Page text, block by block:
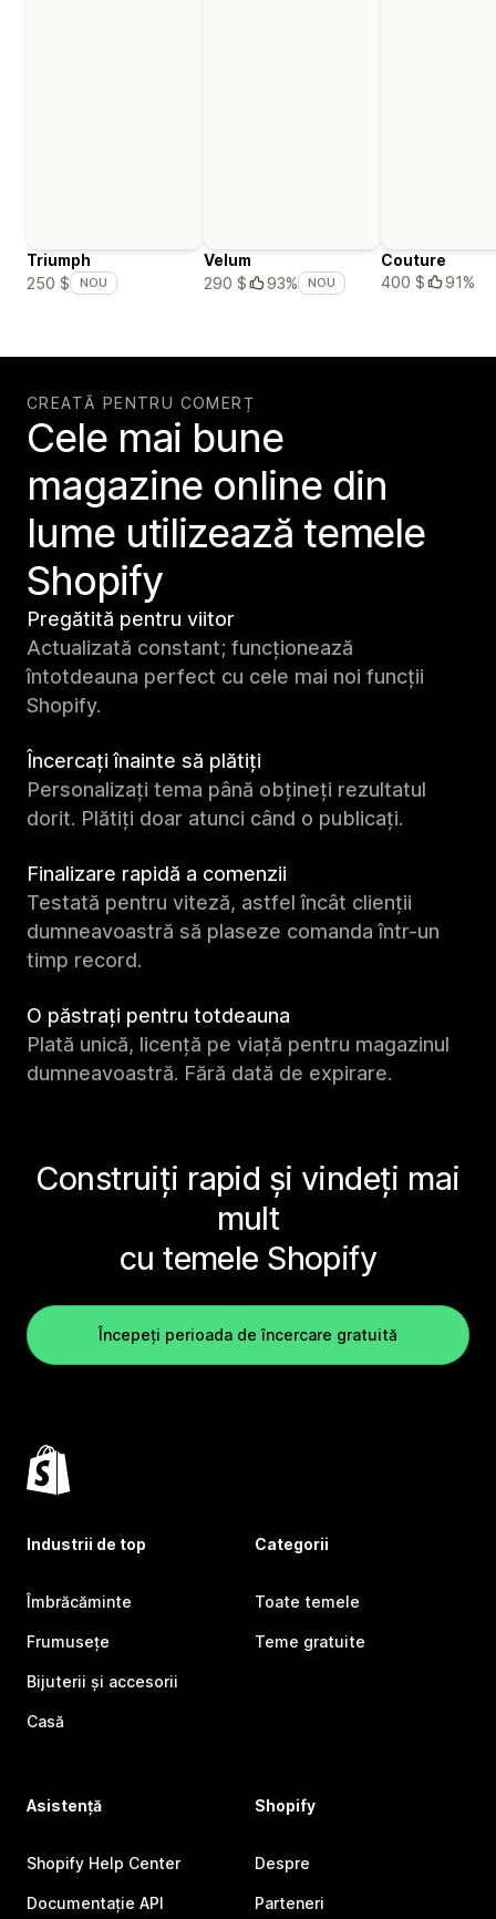
Triumph
250 $
NOU
Velum
290 $
93% NOU
Couture
400 $
91%
CREATĂ PENTRU COMERȚ
Cele mai bune
magazine online din
lume utilizează temele
Shopify
Pregătită pentru viitor
Actualizată constant; funcționează
întotdeauna perfect cu cele mai noi funcții
Shopify.
Încercați înainte să plătiți
Personalizați tema până obțineți rezultatul
dorit. Plătiți doar atunci când o publicați.
Finalizare rapidă a comenzii
Testată pentru viteză, astfel încât clienții
dumneavoastră să plaseze comanda într-un
timp record.
O păstrați pentru totdeauna
Plată unică, licență pe viață pentru magazinul
dumneavoastră. Fără dată de expirare.
Construiți rapid și vindeți mai
mult
cu temele Shopify
Începeți perioada de încercare gratuită
Industrii de top
Îmbrăcăminte
Frumusețe
Bijuterii și accesorii
Casă
Categorii
Toate temele
Teme gratuite
Asistență
Shopify Help Center
Documentație API
Shopify
Despre
Parteneri